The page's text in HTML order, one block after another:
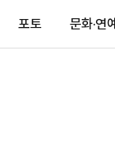
포토 문화·연예